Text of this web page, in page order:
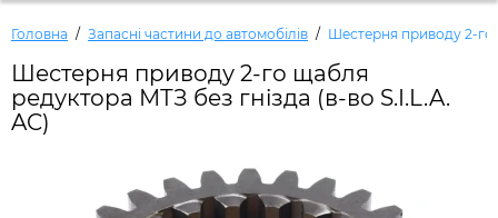
Головна Запасні частини до автомобілів Шестерня приводу 2-го
Шестерня приводу 2-го щабля
редуктора МТЗ без гнізда (в-во S.I.L.A.
AC)